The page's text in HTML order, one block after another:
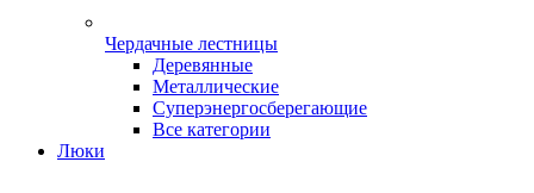
Чердачные лестницы
Деревянные
Металлические
Суперэнергосберегающие
Все категории
Люки